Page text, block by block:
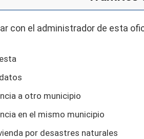
con el administrador de esta
a otro municipio
en el mismo municipio
por desastres naturales